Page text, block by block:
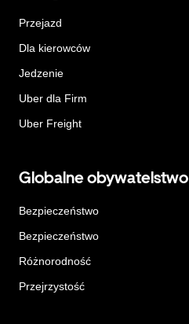
Przejazd
Dla kierowców
Jedzenie
Uber dla Firm
Uber Freight
Globalne obywatelstwo
Bezpieczeństwo
Bezpieczeństwo
Różnorodność
Przejrzystość